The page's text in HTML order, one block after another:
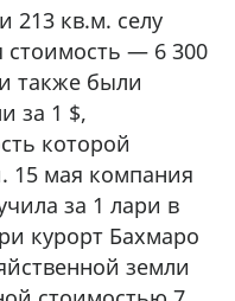
213 кв.м. селу
— 6 300
также были
за 1 $,
которой
15 мая компания
за 1 лари в
курорт Бахмаро
земли